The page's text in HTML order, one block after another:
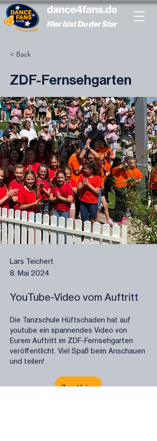
< Back
ZDF-Fernsehgarten
Lars Teichert
8. Mai 2024
YouTube-Video vom Auftritt
Die Tanzschule Hüftschaden hat auf
youtube ein spannendes Video von
Eurem Auftritt im ZDF-Fernsehgarten
veröffentlicht. Viel Spaß beim Anschauen
und teilen!
Zum Video